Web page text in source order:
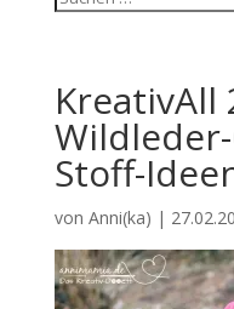
KreativAll
Stoff-
von Anni(ka) |